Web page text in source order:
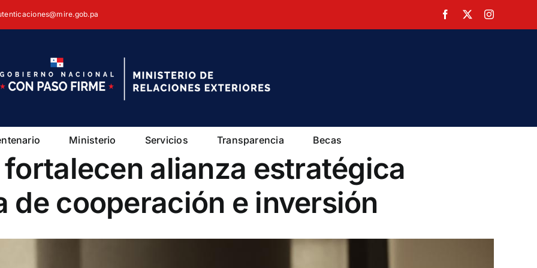
Facebook
X Instagram
Ministerio Servicios Transparencia Becas
alianza estratégica
de cooperación e inversión